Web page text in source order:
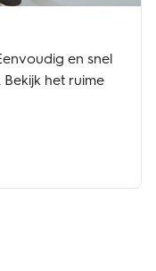
en snel
het ruime